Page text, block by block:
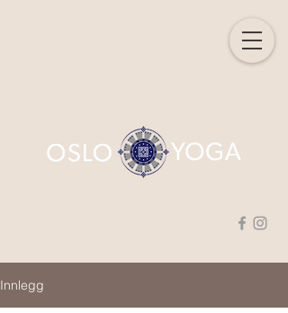
Innlegg